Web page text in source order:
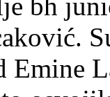
Emine